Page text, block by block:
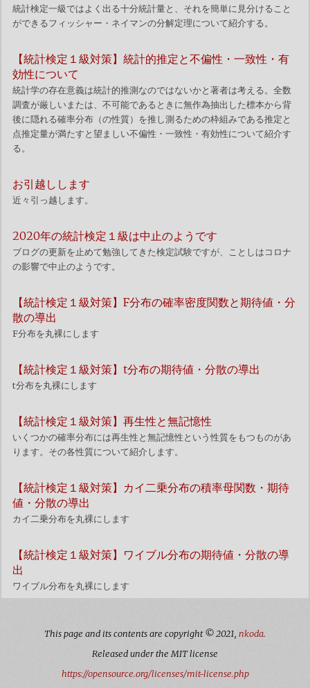
統計検定一級ではよく出る十分統計量と、それを簡単に見分けること
ができるフィッシャー・ネイマンの分解定理について紹介する。
【統計検定１級対策】統計的推定と不偏性・一致性・有
効性について
統計学の存在意義は統計的推測なのではないかと著者は考える。全数
調査が厳しいまたは、不可能であるときに無作為抽出した標本から背
後に隠れる確率分布（の性質）を推し測るための枠組みである推定と
点推定量が満たすと望ましい不偏性・一致性・有効性について紹介す
る。
お引越しします
近々引っ越します。
2020年の統計検定１級は中止のようです
ブログの更新を止めて勉強してきた検定試験ですが、ことしはコロナ
の影響で中止のようです。
【統計検定１級対策】F分布の確率密度関数と期待値・分
散の導出
F分布を丸裸にします
【統計検定１級対策】t分布の期待値・分散の導出
t分布を丸裸にします
【統計検定１級対策】再生性と無記憶性
いくつかの確率分布には再生性と無記憶性という性質をもつものがあ
ります。その各性質について紹介します。
【統計検定１級対策】カイ二乗分布の積率母関数・期待
値・分散の導出
カイ二乗分布を丸裸にします
【統計検定１級対策】ワイブル分布の期待値・分散の導
出
ワイブル分布を丸裸にします
This page and its contents are copyright © 2021, nkoda.
Released under the MIT license
https://opensource.org/licenses/mit-license.php